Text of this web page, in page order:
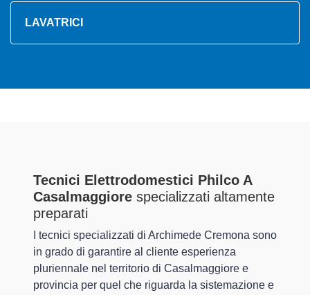
LAVATRICI
Tecnici Elettrodomestici Philco A
Casalmaggiore specializzati altamente
preparati
I tecnici specializzati di Archimede Cremona sono
in grado di garantire al cliente esperienza
pluriennale nel territorio di Casalmaggiore e
provincia per quel che riguarda la sistemazione e